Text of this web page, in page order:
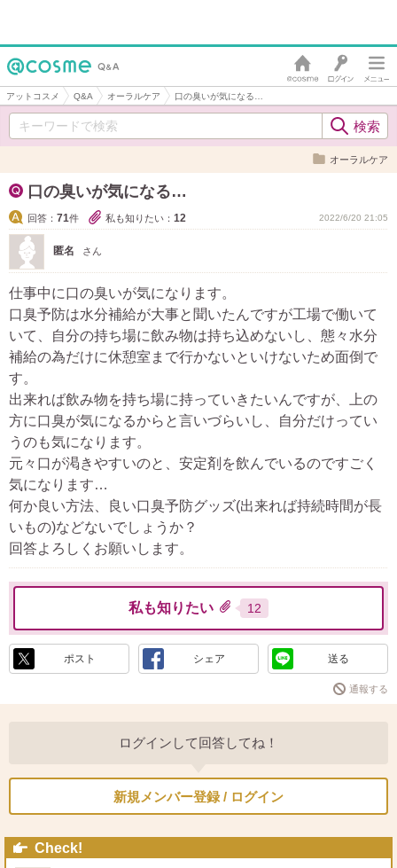
アットコスメ Q&A オーラルケア 口の臭いが気になる…
オーラルケア
口の臭いが気になる…
回答： 71件 私も知りたい： 12 2022/6/20 21:05
匿名 さん
仕事中に口の臭いが気になります。
口臭予防は水分補給が大事と聞いたんですが工場で働いて
いて、自分の持ち場に飲み物は持ち込めないし、態々水分
補給の為だけに休憩室まで行かないといけないため面倒で
す。
出来れば飲み物を持ち場に持っていきたいんですが、上の
方に口臭が気になるからと言いづらいし、自分だけってい
うのも気になります。
元々口が渇きやすいのと、安定剤を飲んでいるのですごく
気になります…
何か良い方法、良い口臭予防グッズ(出来れば持続時間が長
いもの)などないでしょうか？
回答よろしくお願いします。
私も知りたい 12
ポスト シェア 送る
通報する
ログインして回答してね！
新規メンバー登録 / ログイン
Check!